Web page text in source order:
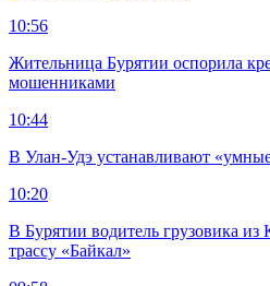
10:56
Жительница Бурятии оспорила
мошенниками
10:44
В Улан-Удэ устанавливают
10:20
В Бурятии водитель грузовика из
трассу «Байкал»